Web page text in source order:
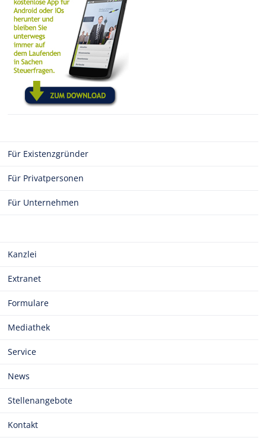
Für Existenzgründer
Für Privatpersonen
Für Unternehmen
Kanzlei
Extranet
Formulare
Mediathek
Service
News
Stellenangebote
Kontakt